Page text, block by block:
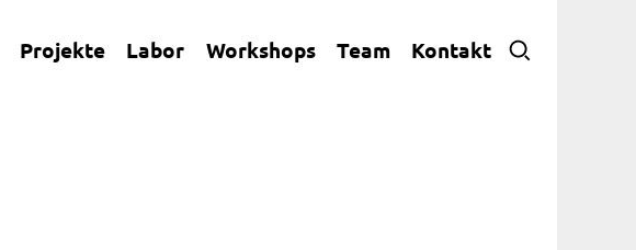
Projekte Labor Workshops Team Kontakt